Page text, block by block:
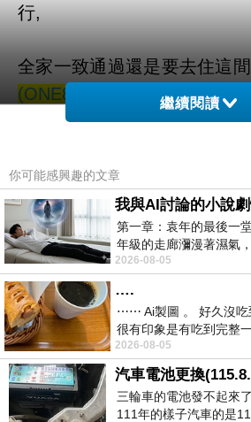
行,
全家一致通過還是要去住這間
(ONE80 Hostels Berlin)
而且聽說這邊是可以全世界訂
也太方便了吧！！不用在那邊
柏林81青年旅館 (ONE80
Berlin) 的介紹在下面
如果有興趣到這附近玩的，不
繼續閱讀
你可能感興趣的文章
我與AI討論的小說
第一章：袁年的最後一
年級的走廊瀰漫著濕氣
微微捲起。 堯禹舜站在
2026-08-05
….
⋯⋯ Ai製圖 。 好久沒吃
很有印象是有吃到完整
桑椹汁。 現在是連喝都
2026-08-05
汽車電池更換
三輪車的電池發不起來
111年的樣子汽車的是